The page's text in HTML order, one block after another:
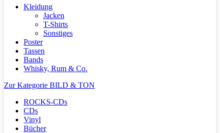
Kleidung
Jacken
T-Shirts
Sonstiges
Poster
Tassen
Bands
Whisky, Rum & Co.
Zur Kategorie BILD & TON
ROCKS-CDs
CDs
Vinyl
Bücher